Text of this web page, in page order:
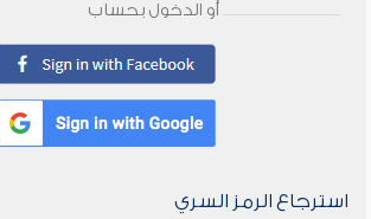
أو الدخول بحساب
استرجاع الرمز السري